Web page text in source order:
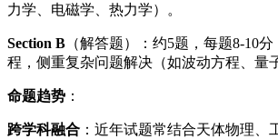
力学、电磁学、热力学）。
Section B （解答题）：约5题，每题8-10
程，侧重复杂问题解决（如波动方程、量
命题趋势 ：
跨学科融合 ：近年试题常结合天体物理、